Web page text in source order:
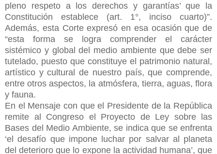
pleno respeto a los derechos y garantías’ que la
Constitución establece (art. 1°, inciso cuarto)”.
Además, esta Corte expresó en esa ocasión que de
“esta forma se logra comprender el carácter
sistémico y global del medio ambiente que debe ser
tutelado, puesto que constituye el patrimonio natural,
artístico y cultural de nuestro país, que comprende,
entre otros aspectos, la atmósfera, tierra, aguas, flora
y fauna.
En el Mensaje con que el Presidente de la República
remite al Congreso el Proyecto de Ley sobre las
Bases del Medio Ambiente, se indica que se enfrenta
‘el desafío que impone luchar por salvar al planeta
del deterioro que lo expone la actividad humana’, que